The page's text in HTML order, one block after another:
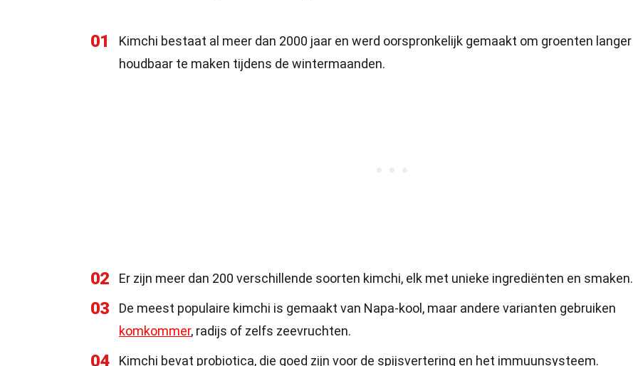
01
Kimchi bestaat al meer dan 2000 jaar en werd oorspronkelijk gemaakt om groenten langer
houdbaar te maken tijdens de wintermaanden.
02 Er zijn meer dan 200 verschillende soorten kimchi, elk met unieke ingrediënten en smaken.
03
De meest populaire kimchi is gemaakt van Napa-kool, maar andere varianten gebruiken
komkommer, radijs of zelfs zeevruchten.
04 Kimchi bevat probiotica, die goed zijn voor de spijsvertering en het immuunsysteem.